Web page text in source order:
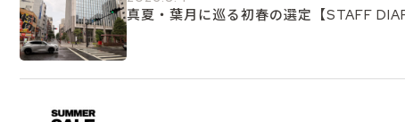
真夏・葉月に巡る初春の選定【STAFF